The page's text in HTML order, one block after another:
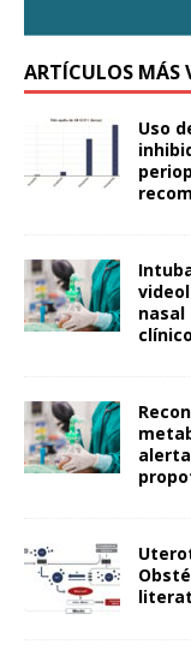
ARTÍCULOS MÁS
Uso
nasal
clínico